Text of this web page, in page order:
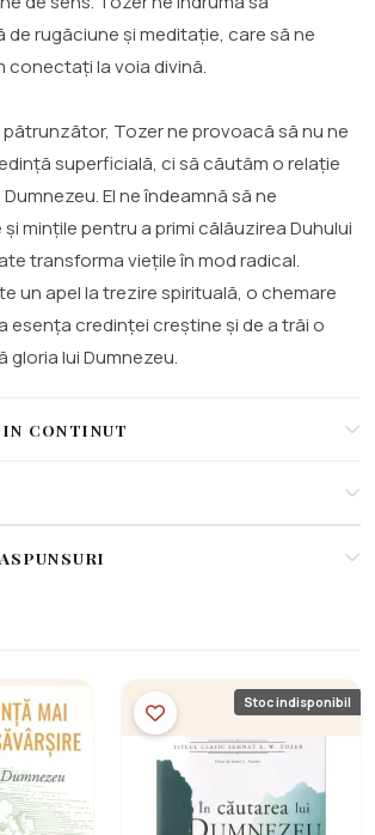
rugăciune și meditație, care să ne
conectați la voia divină.
pătrunzător, Tozer ne provoacă să nu ne
superficială, ci să căutăm o relație
El ne îndeamnă să ne
mințile pentru a primi călăuzirea Duhului
transforma viețile în mod radical.
un apel la trezire spirituală, o chemare
esența credinței creștine și de a trăi o
lui Dumnezeu.
CONTINUT
Stoc indisponibil